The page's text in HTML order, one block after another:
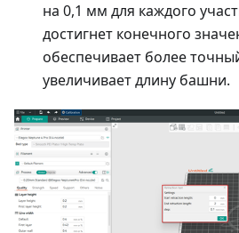
на 0,1 мм для каждого
достигнет конечного
обеспечивает более
увеличивает длину башни.